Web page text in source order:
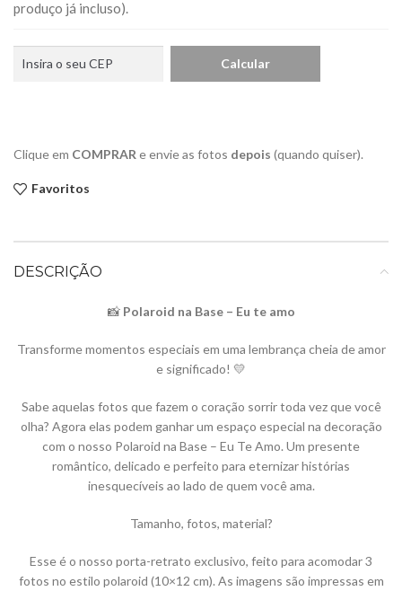
produço já incluso).
Clique em COMPRAR e envie as fotos depois (quando quiser).
Favoritos
DESCRIÇÃO
📸 Polaroid na Base – Eu te amo
Transforme momentos especiais em uma lembrança cheia de amor
e significado! 💛
Sabe aquelas fotos que fazem o coração sorrir toda vez que você
olha? Agora elas podem ganhar um espaço especial na decoração
com o nosso Polaroid na Base – Eu Te Amo. Um presente
romântico, delicado e perfeito para eternizar histórias
inesquecíveis ao lado de quem você ama.
Tamanho, fotos, material?
Esse é o nosso porta-retrato exclusivo, feito para acomodar 3
fotos no estilo polaroid (10×12 cm). As imagens são impressas em